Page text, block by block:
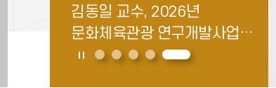
박사1차) 학생 대학원 대통령
과학장학금 장학생 선발
서명지 교수, 한국미생물‧
생명공학회 신송 특별학술상
진보상 수상
왕린 교수, 2026년
한국연구재단 핵심연구 과제
선정
국제학술대회 ICEE 2026
조직위원장 선임
김동일 교수, 2026년
문화체육관광 연구개발사업
총 27억 규모의 신규과제